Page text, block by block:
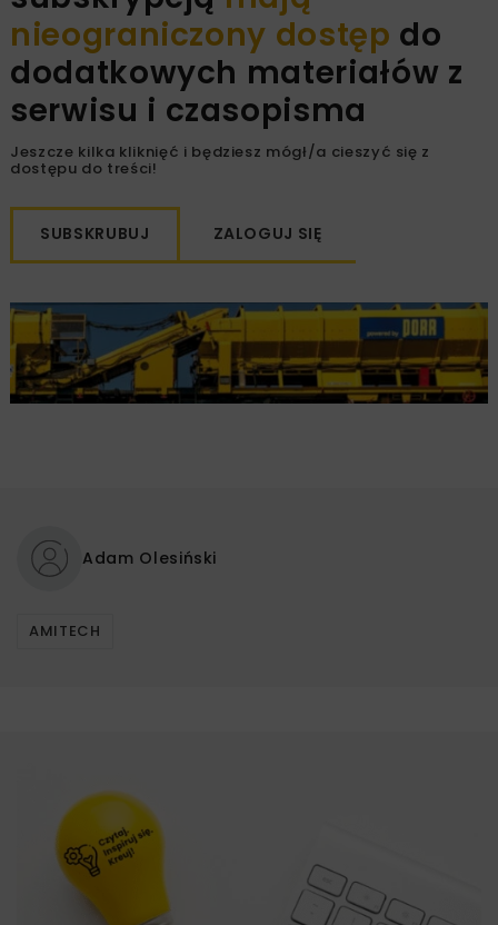
nieograniczony dostęp do
dodatkowych materiałów z
serwisu i czasopisma
Jeszcze kilka kliknięć i będziesz mógł/a cieszyć się z
dostępu do treści!
SUBSKRUBUJ ZALOGUJ SIĘ
Adam Olesiński
AMITECH